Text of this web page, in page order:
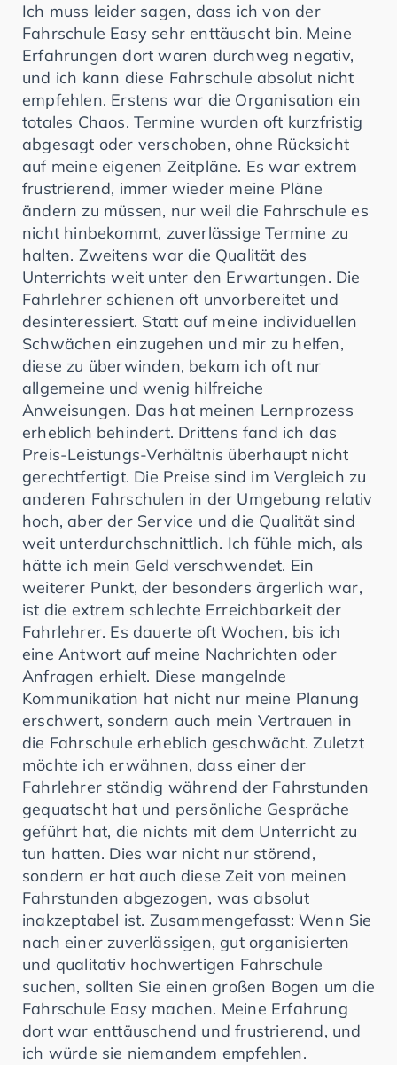
Ich muss leider sagen, dass ich von der
Fahrschule Easy sehr enttäuscht bin. Meine
Erfahrungen dort waren durchweg negativ,
und ich kann diese Fahrschule absolut nicht
empfehlen. Erstens war die Organisation ein
totales Chaos. Termine wurden oft kurzfristig
abgesagt oder verschoben, ohne Rücksicht
auf meine eigenen Zeitpläne. Es war extrem
frustrierend, immer wieder meine Pläne
ändern zu müssen, nur weil die Fahrschule es
nicht hinbekommt, zuverlässige Termine zu
halten. Zweitens war die Qualität des
Unterrichts weit unter den Erwartungen. Die
Fahrlehrer schienen oft unvorbereitet und
desinteressiert. Statt auf meine individuellen
Schwächen einzugehen und mir zu helfen,
diese zu überwinden, bekam ich oft nur
allgemeine und wenig hilfreiche
Anweisungen. Das hat meinen Lernprozess
erheblich behindert. Drittens fand ich das
Preis-Leistungs-Verhältnis überhaupt nicht
gerechtfertigt. Die Preise sind im Vergleich zu
anderen Fahrschulen in der Umgebung relativ
hoch, aber der Service und die Qualität sind
weit unterdurchschnittlich. Ich fühle mich, als
hätte ich mein Geld verschwendet. Ein
weiterer Punkt, der besonders ärgerlich war,
ist die extrem schlechte Erreichbarkeit der
Fahrlehrer. Es dauerte oft Wochen, bis ich
eine Antwort auf meine Nachrichten oder
Anfragen erhielt. Diese mangelnde
Kommunikation hat nicht nur meine Planung
erschwert, sondern auch mein Vertrauen in
die Fahrschule erheblich geschwächt. Zuletzt
möchte ich erwähnen, dass einer der
Fahrlehrer ständig während der Fahrstunden
gequatscht hat und persönliche Gespräche
geführt hat, die nichts mit dem Unterricht zu
tun hatten. Dies war nicht nur störend,
sondern er hat auch diese Zeit von meinen
Fahrstunden abgezogen, was absolut
inakzeptabel ist. Zusammengefasst: Wenn Sie
nach einer zuverlässigen, gut organisierten
und qualitativ hochwertigen Fahrschule
suchen, sollten Sie einen großen Bogen um die
Fahrschule Easy machen. Meine Erfahrung
dort war enttäuschend und frustrierend, und
ich würde sie niemandem empfehlen.